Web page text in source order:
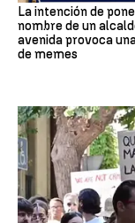
La intención de
nombre de un
avenida provoca
de memes